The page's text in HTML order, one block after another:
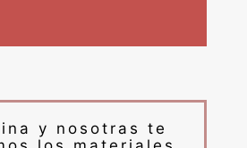
y nosotras te